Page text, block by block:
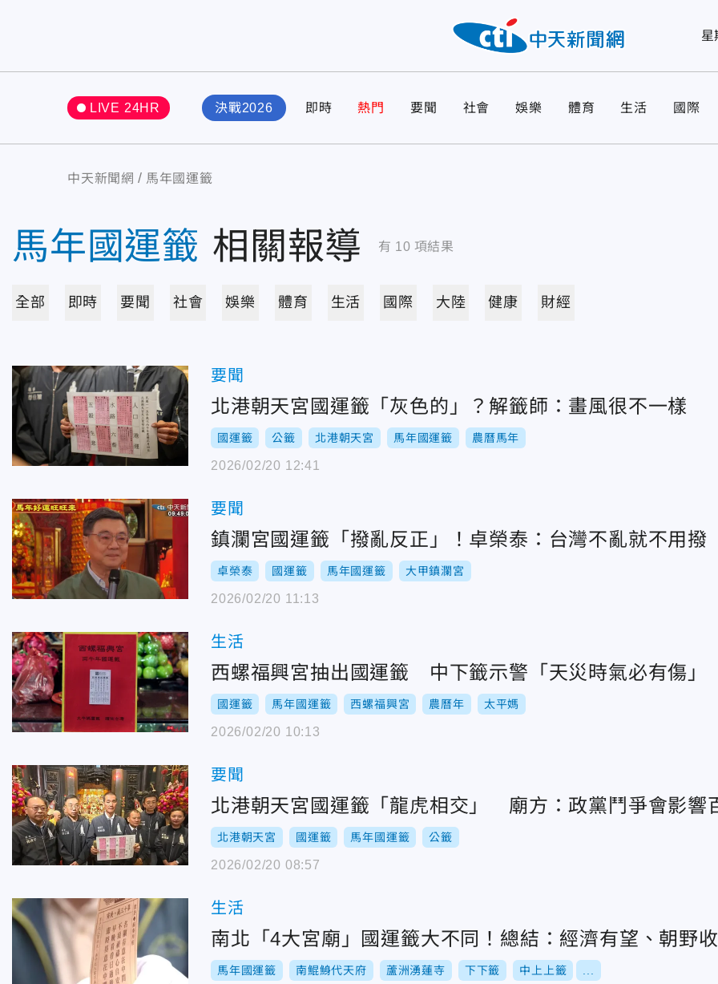
星
LIVE 24HR 決戰2026 即時 熱門 要聞 社會 娛樂 體育 生活 國際
中天新聞網 馬年國運籤
馬年國運籤 相關報導 有 10 項結果
全部 即時 要聞 社會 娛樂 體育 生活 國際 大陸 健康 財經
要聞
北港朝天宮國運籤「灰色的」？解籤師：畫風很不一樣
國運籤 公籤 北港朝天宮 馬年國運籤 農曆馬年
2026/02/20 12:41
要聞
鎮瀾宮國運籤「撥亂反正」！卓榮泰：台灣不亂就不用撥
卓榮泰 國運籤 馬年國運籤 大甲鎮瀾宮
2026/02/20 11:13
生活
西螺福興宮抽出國運籤 中下籤示警「天災時氣必有傷」
國運籤 馬年國運籤 西螺福興宮 農曆年 太平媽
2026/02/20 10:13
要聞
北港朝天宮國運籤「龍虎相交」 廟方：政黨鬥爭會影響
北港朝天宮 國運籤 馬年國運籤 公籤
2026/02/20 08:57
生活
南北「4大宮廟」國運籤大不同！總結：經濟有望、朝野
馬年國運籤 南鯤鯓代天府 蘆洲湧蓮寺 下下籤 中上上籤